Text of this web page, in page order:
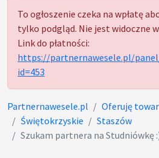
To ogłoszenie czeka na wpłatę
tylko podgląd. Nie jest widoczne
Link do płatności:
https://partnernawesele.pl/
id=453
Partnernawesele.pl
Oferuję
Świętokrzyskie
Staszów
Szukam partnera na Studniówkę